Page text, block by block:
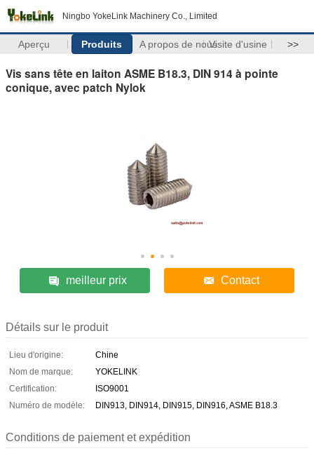
Ningbo YokeLink Machinery Co., Limited
Aperçu Produits A propos de nousVisite d'usine >>
Vis sans tête en laiton ASME B18.3, DIN 914 à pointe
conique, avec patch Nylok
meilleur prix Contact
Détails sur le produit
Lieu d'origine:
Chine
Nom de marque:
YOKELINK
Certification:
ISO9001
Numéro de modèle:
DIN913, DIN914, DIN915, DIN916, ASME B18.3
Conditions de paiement et expédition